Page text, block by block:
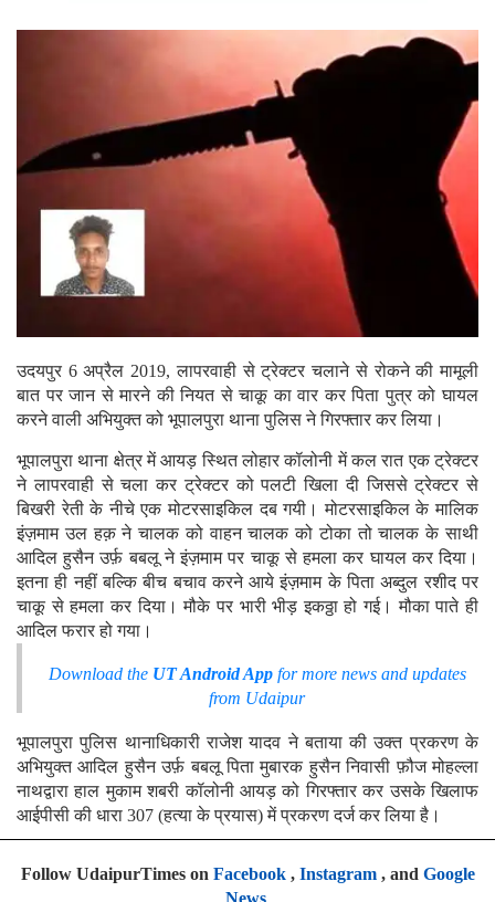
उदयपुर 6 अप्रैल 2019, लापरवाही से ट्रेक्टर चलाने से रोकने की मामूली
बात पर जान से मारने की नियत से चाकू का वार कर पिता पुत्र को घायल
करने वाली अभियुक्त को भूपालपुरा थाना पुलिस ने गिरफ्तार कर लिया।
भूपालपुरा थाना क्षेत्र में आयड़ स्थित लोहार कॉलोनी में कल रात एक ट्रेक्टर
ने लापरवाही से चला कर ट्रेक्टर को पलटी खिला दी जिससे ट्रेक्टर से
बिखरी रेती के नीचे एक मोटरसाइकिल दब गयी। मोटरसाइकिल के मालिक
इंज़माम उल हक़ ने चालक को वाहन चालक को टोका तो चालक के साथी
आदिल हुसैन उर्फ़ बबलू ने इंज़माम पर चाकू से हमला कर घायल कर दिया।
इतना ही नहीं बल्कि बीच बचाव करने आये इंज़माम के पिता अब्दुल रशीद पर
चाकू से हमला कर दिया। मौके पर भारी भीड़ इकठ्ठा हो गई। मौका पाते ही
आदिल फरार हो गया।
Download the UT Android Appfor more news and updates
from Udaipur
भूपालपुरा पुलिस थानाधिकारी राजेश यादव ने बताया की उक्त प्रकरण के
अभियुक्त आदिल हुसैन उर्फ़ बबलू पिता मुबारक हुसैन निवासी फ़ौज मोहल्ला
नाथद्वारा हाल मुकाम शबरी कॉलोनी आयड़ को गिरफ्तार कर उसके खिलाफ
आईपीसी की धारा 307 (हत्या के प्रयास) में प्रकरण दर्ज कर लिया है।
Follow UdaipurTimes on Facebook, Instagram, and Google